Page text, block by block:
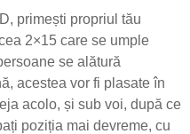
primești propriul tău
2×15 care se umple
se alătură
acestea vor fi plasate în
acolo, și sub voi, după ce
poziția mai devreme, cu